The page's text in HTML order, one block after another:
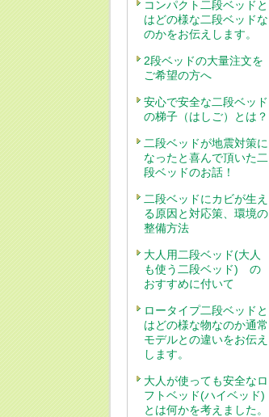
コンパクト二段ベッドと
はどの様な二段ベッドな
のかをお伝えします。
2段ベッドの大量注文を
ご希望の方へ
安心で安全な二段ベッド
の梯子（はしご）とは？
二段ベッドが地震対策に
なったと喜んで頂いた二
段ベッドのお話！
二段ベッドにカビが生え
る原因と対応策、環境の
整備方法
大人用二段ベッド(大人
も使う二段ベッド) の
おすすめに付いて
ロータイプ二段ベッドと
はどの様な物なのか通常
モデルとの違いをお伝え
します。
大人が使っても安全なロ
フトベッド(ハイベッド)
とは何かを考えました。